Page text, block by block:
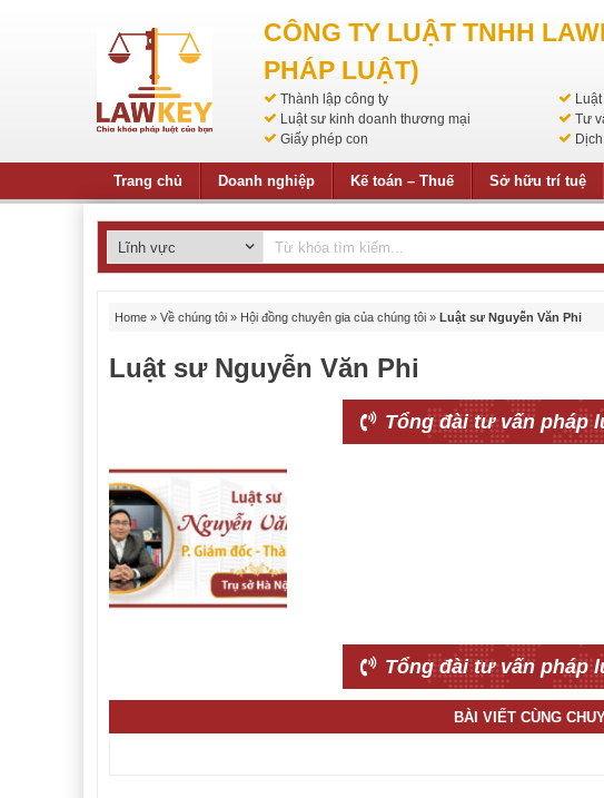
CÔNG TY LUẬT TNHH
PHÁP LUẬT)
Thành lập công ty
Luật sư kinh doanh thương mại
Tư
Giấy phép con
Trang chủ Doanh nghiệp Kế toán – Thuế Sở hữu trí tuệ
Home » Về chúng tôi » Hội đồng chuyên gia của chúng tôi » Luật sư Nguyễn Văn Phi
Luật sư Nguyễn Văn Phi
Tổng đài tư vấn pháp
Tổng đài tư vấn pháp
BÀI VIẾT CÙNG